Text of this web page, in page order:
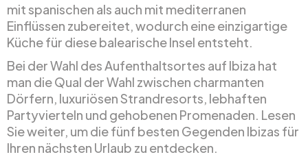
mit spanischen als auch mit mediterranen
Einflüssen zubereitet, wodurch eine einzigartige
Küche für diese balearische Insel entsteht.
Bei der Wahl des Aufenthaltsortes auf Ibiza hat
man die Qual der Wahl zwischen charmanten
Dörfern, luxuriösen Strandresorts, lebhaften
Partyvierteln und gehobenen Promenaden. Lesen
Sie weiter, um die fünf besten Gegenden Ibizas für
Ihren nächsten Urlaub zu entdecken.